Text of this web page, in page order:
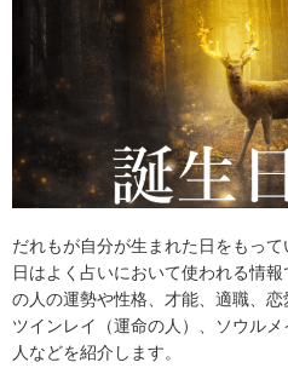
だれもが自分が生まれた日をもっ
日はよく占いにおいて使われる情
の人の運勢や性格、才能、適職、恋
ツインレイ（運命の人）、ソウル
人などを紹介します。